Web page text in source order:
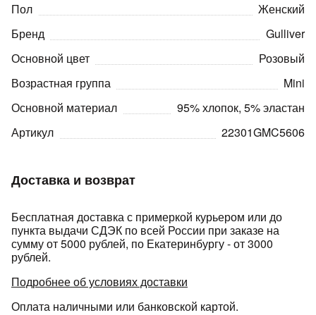
Доставка и возврат
Бесплатная доставка с примеркой курьером или до
пункта выдачи СДЭК по всей России при заказе на
сумму от 5000 рублей, по Екатеринбургу - от 3000
рублей.
Подробнее об условиях доставки
Оплата наличными или банковской картой.
Пол
Женский
Бренд
Gulliver
Основной цвет
Розовый
Возрастная группа
Mini
Основной материал
95% хлопок, 5% эластан
Артикул
22301GMC5606
раз в 2 недели